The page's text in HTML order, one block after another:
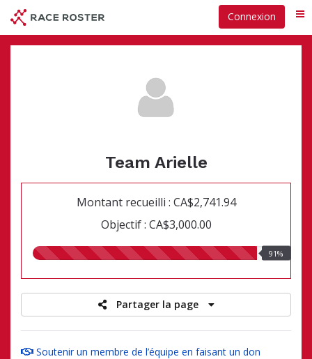
Passer
contenu
principal
Connexion
Team Arielle
Montant recueilli : CA$2,741.94
Objectif : CA$3,000.00
91.00%
91%
Partager la page
Soutenir un membre de l’équipe en faisant un don